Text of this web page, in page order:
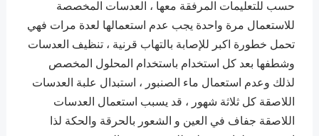
حسب للتعليمات المرفقة معها ، العدسات المخصصة
للاستعمال مرة واحدة يجب عدم استعمالها لعدة مرات فهي
تحمل خطورة اكبر للإصابة بالتهاب قرنية ، تنظيف العدسات
وشطفها بعد كل استخدام باستخدام المحلول المخصص
لذلك وعدم استعمال ماء الصنبور ، استبدال علبة العدسات
اللاصقة كل ثلاثة شهور ، قد يسبب استعمال العدسات
اللاصقة جفاف في العين و الشعور بالحرقة والحكة لذا